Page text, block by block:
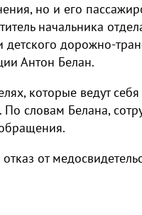
но и его
начальника
дорожно-
Антон Белан.
которые ведут
По словам Белана,
от